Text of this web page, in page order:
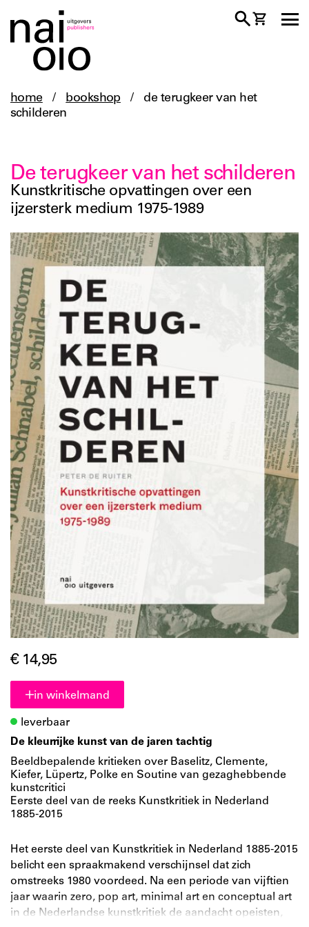
home / bookshop /
de terugkeer van het
schilderen
De terugkeer van het schilderen
Kunstkritische opvattingen over een
ijzersterk medium 1975-1989
€ 14,95
in winkelmand
leverbaar
De kleurrijke kunst van de jaren tachtig
Beeldbepalende kritieken over Baselitz, Clemente,
Kiefer, Lüpertz, Polke en Soutine van gezaghebbende
kunstcritici
Eerste deel van de reeks Kunstkritiek in Nederland
1885-2015
Het eerste deel van Kunstkritiek in Nederland 1885-2015
belicht een spraakmakend verschijnsel dat zich
omstreeks 1980 voordeed. Na een periode van vijftien
jaar waarin zero, pop art, minimal art en conceptual art
in de Nederlandse kunstkritiek de aandacht opeisten,